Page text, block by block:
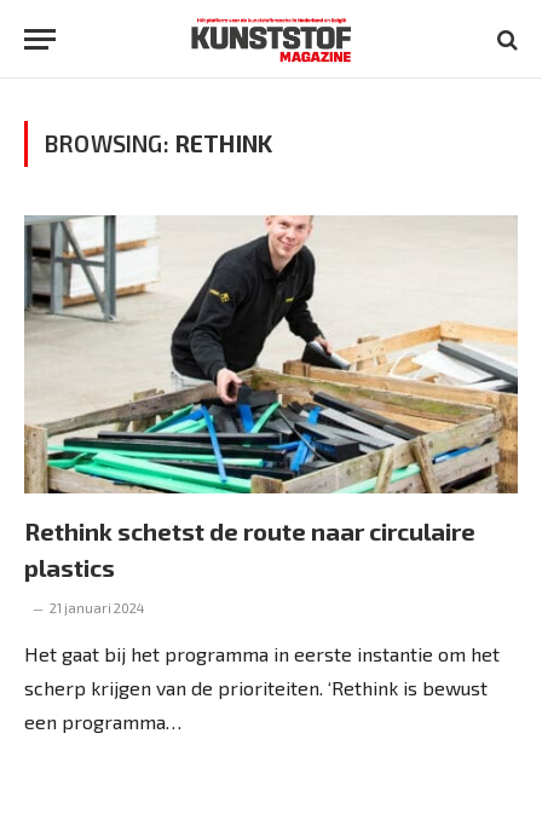
BROWSING: RETHINK
Rethink schetst de route naar circulaire
plastics
21 januari 2024
Het gaat bij het programma in eerste instantie om het
scherp krijgen van de prioriteiten. ‘Rethink is bewust
een programma…